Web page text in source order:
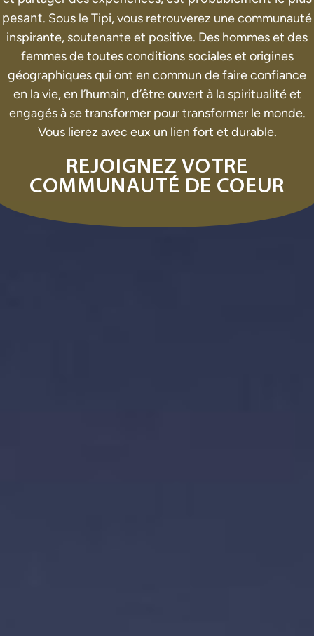
pesant. Sous le Tipi, vous retrouverez une communauté
inspirante, soutenante et positive. Des hommes et des
femmes de toutes conditions sociales et origines
géographiques qui ont en commun de faire confiance
en la vie, en l’humain, d’être ouvert à la spiritualité et
engagés à se transformer pour transformer le monde.
Vous lierez avec eux un lien fort et durable.
REJOIGNEZ VOTRE
COMMUNAUTÉ DE COEUR